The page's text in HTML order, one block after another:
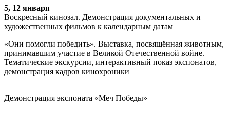
5, 12 января
Воскресный кинозал. Демонстрация документальных и
художественных фильмов к календарным датам
«Они помогли победить». Выставка, посвящённая животным,
принимавшим участие в Великой Отечественной войне.
Тематические экскурсии, интерактивный показ экспонатов,
демонстрация кадров кинохроники
Демонстрация экспоната «Меч Победы»